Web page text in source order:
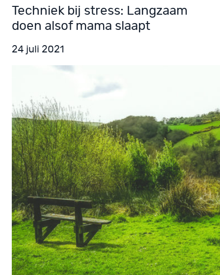
Techniek bij stress: Langzaam
doen alsof mama slaapt
24 juli 2021